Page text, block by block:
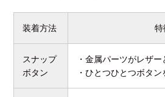
装着方法
スナップ
ボタン
・金属パーツがレザ
・ひとつひとつボタ